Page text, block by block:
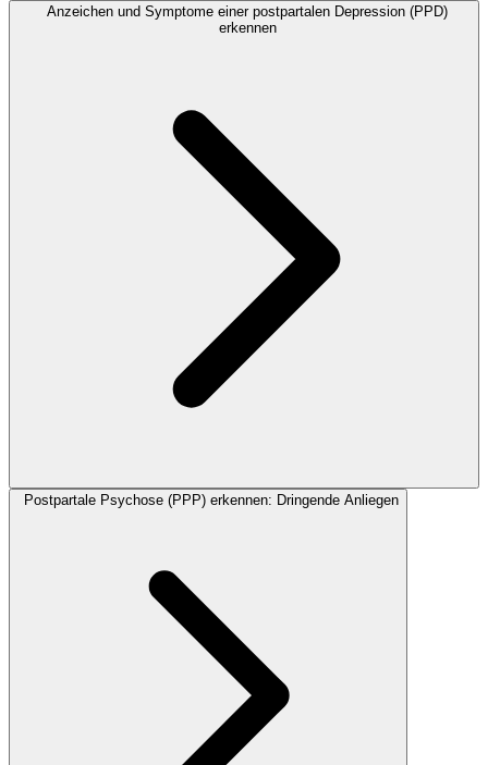
Anzeichen und Symptome einer postpartalen Depression (PPD)
erkennen
Postpartale Psychose (PPP) erkennen: Dringende Anliegen